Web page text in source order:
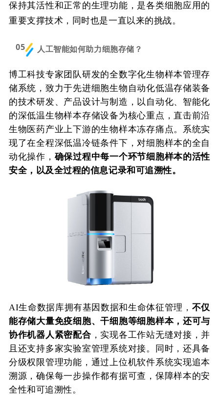
保持其活性和正常的生理功能，是各类细胞应用的
重要支撑技术，同时也是一直以来的挑战。
05 人工智能如何助力细胞存储？
博工科技专家团队研发的全数字化生物样本管理存
储系统，致力于先进细胞生物自动化低温存储装备
的技术研发、产品设计与制造，以自动化、智能化
的深低温生物样本存储设备为核心重点，直击前沿
生物医药产业上下游的生物样本冻存痛点。系统实
现了在全程深低温冷链条件下，对细胞样本的全自
动化操作，确保过程中每一个环节细胞样本的活性
安全，以及全过程的信息记录和可追溯性。
AI生命数据库拥有基因数据和生命体征管理， 不仅
能存储大量免疫细胞、干细胞等细胞样本，还可与
协作机器人紧密配合 ，实现各工作站无缝对接，并
且还支持多家实验室管理系统对接。同时，还具备
分级权限管理功能，通过上位机软件系统实现追本
溯源，确保每一步操作都有据可查，保障样本的安
全性和可追溯性。